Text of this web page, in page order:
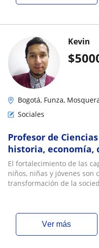
$
Kevin
Bogotá, Funza,
Sociales
Profesor de
historia, economía,
religión y/o filosofía
El fortalecimiento de las
niños, niñas y jóvenes son
transformación de la
ver más